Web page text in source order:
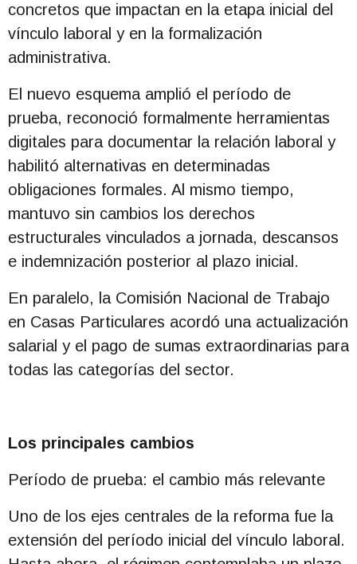
concretos que impactan en la etapa inicial del
vínculo laboral y en la formalización
administrativa.
El nuevo esquema amplió el período de
prueba, reconoció formalmente herramientas
digitales para documentar la relación laboral y
habilitó alternativas en determinadas
obligaciones formales. Al mismo tiempo,
mantuvo sin cambios los derechos
estructurales vinculados a jornada, descansos
e indemnización posterior al plazo inicial.
En paralelo, la Comisión Nacional de Trabajo
en Casas Particulares acordó una actualización
salarial y el pago de sumas extraordinarias para
todas las categorías del sector.
Los principales cambios
Período de prueba: el cambio más relevante
Uno de los ejes centrales de la reforma fue la
extensión del período inicial del vínculo laboral.